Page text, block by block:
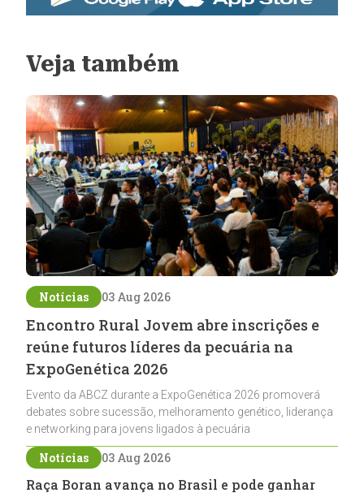
Veja também
Notícias 03 Aug 2026
Encontro Rural Jovem abre inscrições e
reúne futuros líderes da pecuária na
ExpoGenética 2026
Evento da ABCZ durante a ExpoGenética 2026 promoverá
debates sobre sucessão, melhoramento genético, liderança
e networking para jovens ligados à pecuária
Notícias 03 Aug 2026
Raça Boran avança no Brasil e pode ganhar